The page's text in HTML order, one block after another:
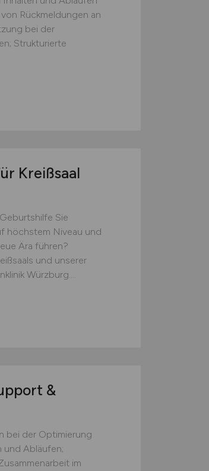
Rückmeldungen an
bei der
Strukturierte
Kreißsaal
Sie
höchstem Niveau und
Ära führen?
und unserer
Würzburg....
&
bei der Optimierung
und Abläufen;
im